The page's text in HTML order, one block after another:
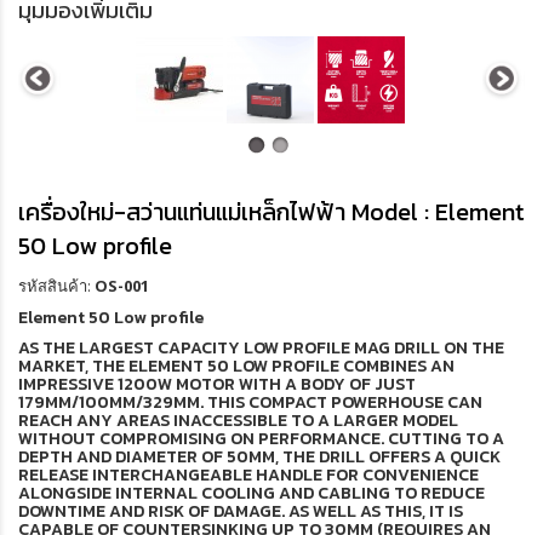
มุมมองเพิ่มเติม
เครื่องใหม่-สว่านแท่นแม่เหล็กไฟฟ้า Model : Element
50 Low profile
รหัสสินค้า: OS-001
Element 50 Low profile
AS THE LARGEST CAPACITY LOW PROFILE MAG DRILL ON THE
MARKET, THE ELEMENT 50 LOW PROFILE COMBINES AN
IMPRESSIVE 1200W MOTOR WITH A BODY OF JUST
179MM/100MM/329MM. THIS COMPACT POWERHOUSE CAN
REACH ANY AREAS INACCESSIBLE TO A LARGER MODEL
WITHOUT COMPROMISING ON PERFORMANCE. CUTTING TO A
DEPTH AND DIAMETER OF 50MM, THE DRILL OFFERS A QUICK
RELEASE INTERCHANGEABLE HANDLE FOR CONVENIENCE
ALONGSIDE INTERNAL COOLING AND CABLING TO REDUCE
DOWNTIME AND RISK OF DAMAGE. AS WELL AS THIS, IT IS
CAPABLE OF COUNTERSINKING UP TO 30MM (REQUIRES AN